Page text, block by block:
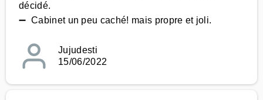
décidé.
➖ Cabinet un peu caché! mais propre et joli.
Jujudesti
15/06/2022